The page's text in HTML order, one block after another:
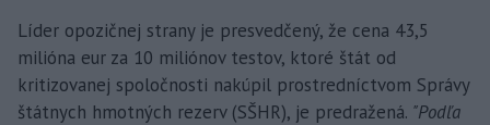
Líder opozičnej strany je presvedčený, že cena 43,5
milióna eur za 10 miliónov testov, ktoré štát od
kritizovanej spoločnosti nakúpil prostredníctvom Správy
štátnych hmotných rezerv (SŠHR), je predražená. "Podľa